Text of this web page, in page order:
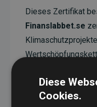
Dieses Zertifikat
Finanslabbet.se
Wirkung, die im
geschätzten
Diese
Cookies.